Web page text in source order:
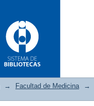
→ Facultad de Medicina
→